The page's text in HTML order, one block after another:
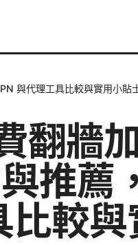
與代理工具比較與實用小貼
翻牆
推薦
較與